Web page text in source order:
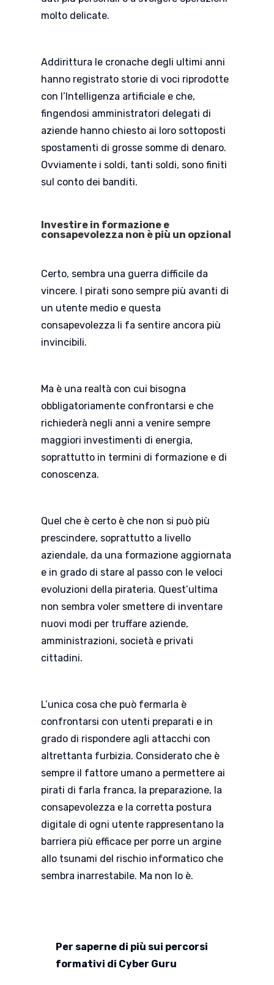
molto delicate.
Addirittura le cronache degli ultimi anni
hanno registrato storie di voci riprodotte
con l’Intelligenza artificiale e che,
fingendosi amministratori delegati di
aziende hanno chiesto ai loro sottoposti
spostamenti di grosse somme di denaro.
Ovviamente i soldi, tanti soldi, sono finiti
sul conto dei banditi.
Investire in formazione e
consapevolezza non è più un opzional
Certo, sembra una guerra difficile da
vincere. I pirati sono sempre più avanti di
un utente medio e questa
consapevolezza li fa sentire ancora più
invincibili.
Ma è una realtà con cui bisogna
obbligatoriamente confrontarsi e che
richiederà negli anni a venire sempre
maggiori investimenti di energia,
soprattutto in termini di formazione e di
conoscenza.
Quel che è certo è che non si può più
prescindere, soprattutto a livello
aziendale, da una formazione aggiornata
e in grado di stare al passo con le veloci
evoluzioni della pirateria. Quest’ultima
non sembra voler smettere di inventare
nuovi modi per truffare aziende,
amministrazioni, società e privati
cittadini.
L’unica cosa che può fermarla è
confrontarsi con utenti preparati e in
grado di rispondere agli attacchi con
altrettanta furbizia. Considerato che è
sempre il fattore umano a permettere ai
pirati di farla franca, la preparazione, la
consapevolezza e la corretta postura
digitale di ogni utente rappresentano la
barriera più efficace per porre un argine
allo tsunami del rischio informatico che
sembra inarrestabile. Ma non lo è.
Per saperne di più sui percorsi
formativi di Cyber Guru